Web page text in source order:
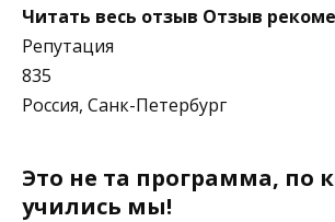
Читать весь отзыв Отзыв
Репутация
835
Россия, Санк-Петербург
Это не та программа, по
учились мы!